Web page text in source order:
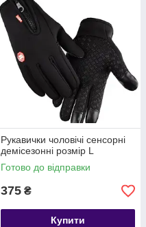
Рукавички чоловічі сенсорні
демісезонні розмір L
Готово до відправки
375 ₴
Купити